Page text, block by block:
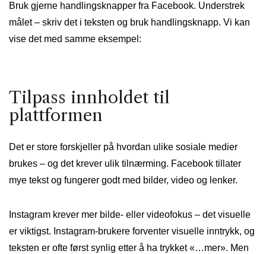
Bruk gjerne handlingsknapper fra Facebook. Understrek
målet – skriv det i teksten og bruk handlingsknapp. Vi kan
vise det med samme eksempel:
Tilpass innholdet til
plattformen
Det er store forskjeller på hvordan ulike sosiale medier
brukes – og det krever ulik tilnærming. Facebook tillater
mye tekst og fungerer godt med bilder, video og lenker.
Instagram krever mer bilde- eller videofokus – det visuelle
er viktigst. Instagram-brukere forventer visuelle inntrykk, og
teksten er ofte først synlig etter å ha trykket «…mer». Men